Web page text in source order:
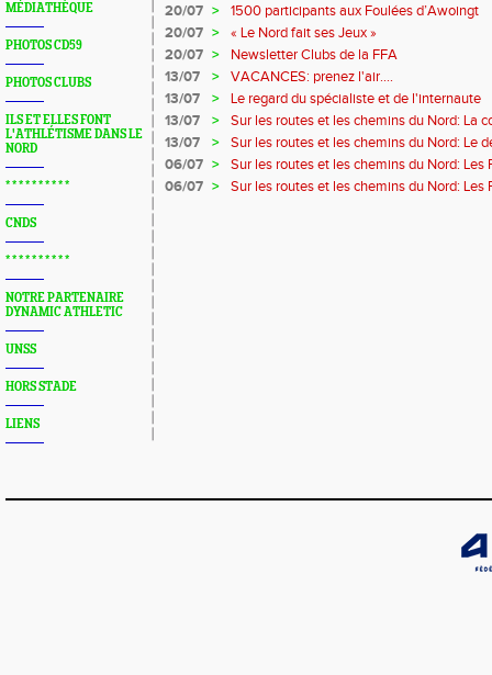
MÉDIATHÈQUE
PHOTOS CD59
PHOTOS CLUBS
ILS ET ELLES FONT
L'ATHLÉTISME DANS LE
NORD
* * * * * * * * * *
CNDS
* * * * * * * * * *
NOTRE PARTENAIRE
DYNAMIC ATHLETIC
UNSS
HORS STADE
LIENS
20/07 >
1500 participants aux Foulées d’Awoingt
20/07 >
« Le Nord fait ses Jeux »
20/07 >
Newsletter Clubs de la FFA
13/07
>
VACANCES: prenez l'air....
13/07
>
Le regard du spécialiste et de l'internaute
13/07
>
Sur les routes et les chemins du Nord: La
13/07
>
Sur les routes et les chemins du Nord: Le
06/07 >
Sur les routes et les chemins du Nord: Les
06/07 > Sur les routes et les chemins du Nord: